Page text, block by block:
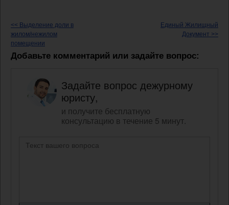
<< Выделение доли в
жилом/нежилом
помещении
Единый Жилищный
Документ >>
Добавьте комментарий или задайте вопрос:
Задайте вопрос дежурному
юристу,
и получите бесплатную
консультацию в течение 5 минут.